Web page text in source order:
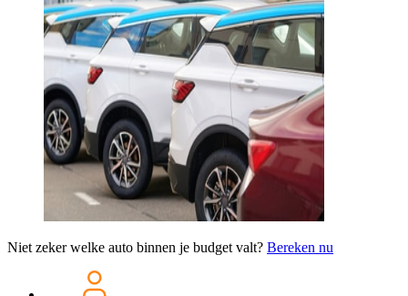
Niet zeker welke auto binnen je budget valt? Bereken nu